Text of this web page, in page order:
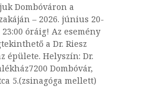
Dombóváron a
– 2026. június 20-
óráig! Az esemény
a Dr. Riesz
épülete. Helyszín: Dr.
Dombóvár,
5.(zsinagóga mellett)